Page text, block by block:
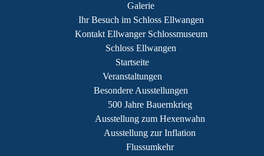
Galerie
Ihr Besuch im Schloss Ellwangen
Kontakt Ellwanger Schlossmuseum
Schloss Ellwangen
Startseite
Veranstaltungen
Besondere Ausstellungen
500 Jahre Bauernkrieg
Ausstellung zum Hexenwahn
Ausstellung zur Inflation
Flussumkehr